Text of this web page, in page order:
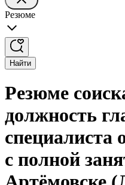
Резюме
Найти
Резюме
должность
специалиста
с полной